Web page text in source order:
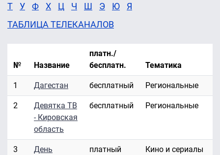
Т
У Ф Х Ц Ч Ш Э Ю
Я
ТАБЛИЦА ТЕЛЕКАНАЛОВ
№ Название
платн./
бесплатн.
Тематика
1 Дагестан бесплатный Региональные
2
Девятка ТВ
- Кировская
область
бесплатный Региональные
3
День
платный Кино и сериалы